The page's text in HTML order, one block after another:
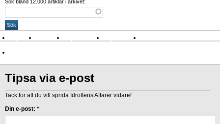
Sök bland 12.000 artiklar i arkivet:
Nyheter Krönikor Sport & spel Nyhetsbrev
Tipsa via e-post
Tack för att du vill sprida Idrottens Affärer vidare!
Din e-post: *